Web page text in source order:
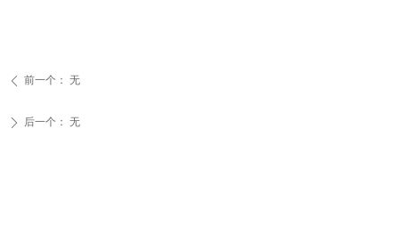
ꄲ 后一个： 无
ꄴ 前一个： 无